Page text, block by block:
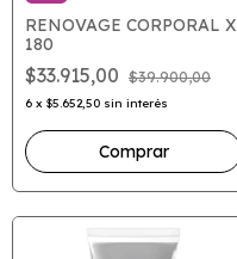
RENOVAGE CORPORAL X
180
$33.915,00 $39.900,00
6 x $5.652,50 sin interés